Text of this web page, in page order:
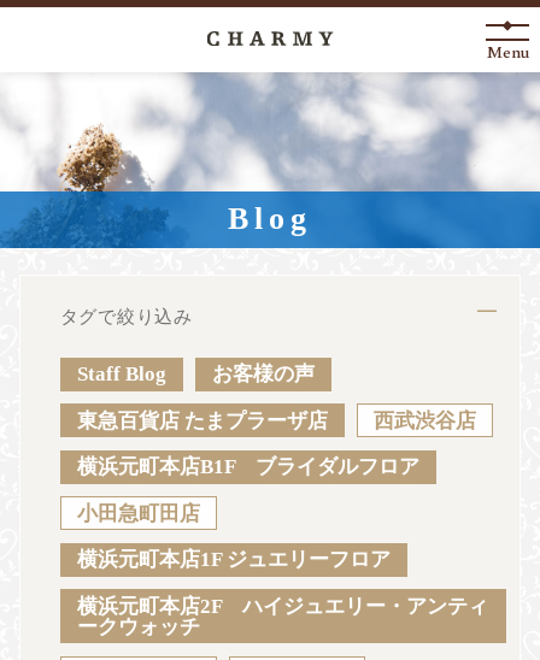
New Arrival
About
Engagement Ring
Anniversary
News Blog
Sustainability Voice Catalog
Menu
Blog
タグで絞り込み
Staff Blog お客様の声
東急百貨店 たまプラーザ店 西武渋谷店
横浜元町本店B1F ブライダルフロア
小田急町田店
横浜元町本店1F ジュエリーフロア
横浜元町本店2F ハイジュエリー・アンティ
ークウォッチ